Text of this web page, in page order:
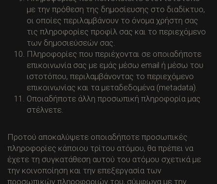
με την πρόθεση της δημοσίευσης στο διαδίκτυο,
οι οποίες περιλαμβάνουν το όνομα χρήστη σας
τις πληροφορίες προφίλ σας και το περιεχόμενο
των δημοσιεύσεών σας.
Πληροφορίες που περιέχονται σε οποιαδήποτε
επικοινωνία σας με εμάς μέσω email ή μέσω του
ιστοτόπου, περιλαμβάνοντας το περιεχόμενο
επικοινωνίας και τα μεταδεδομένα (metadata).
Οποιαδήποτε άλλη προσωπική πληροφορία μας
στέλνετε.
Προτού αποκαλύψετε οποιαδήποτε προσωπικές
πληροφορίες κάποιου τρίτου ατόμου, θα πρέπει να
έχετε τη συγκατάθεση αυτού του ατόμου σχετικά με
την κοινοποίηση και την επεξεργασία των
προσωπικών πληροφοριών του, σύμφωνα με την